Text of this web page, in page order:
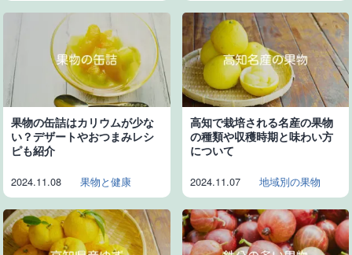
果物の缶詰はカリウムが少な
い？デザートやおつまみレシ
ピも紹介
2024.11.08 果物と健康
高知で栽培される名産の果物
の種類や収穫時期と味わい方
について
2024.11.07 地域別の果物